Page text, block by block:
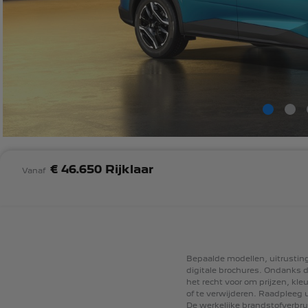
Vanaf € 46.650 Rijklaar
Bepaalde modellen,
digitale brochures. Ondanks
het recht voor om prijzen,
of te verwijderen. Raadpleeg
De werkelijke